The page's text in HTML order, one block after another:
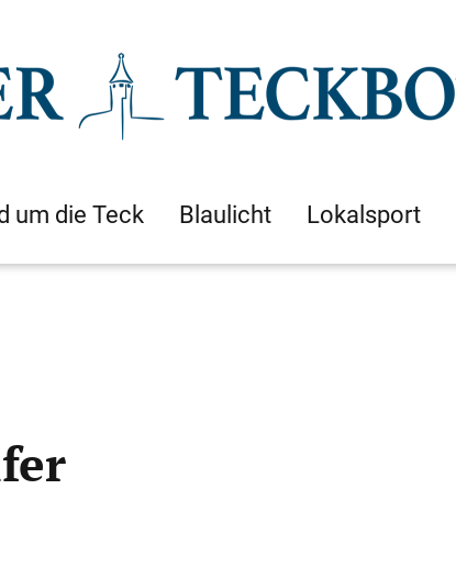
um die Teck Blaulicht Lokalsport